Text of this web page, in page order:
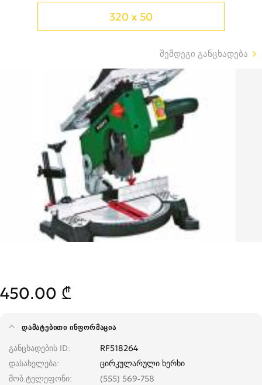
320 x 50
შემდეგი განცხადება
450.00 ₾
ᲓᲐᲛᲐᲢᲔᲑᲘᲗᲘ ᲘᲜᲤᲝᲠᲛᲐᲪᲘᲐ
განცხადების ID
RF518264
დასახელება
ცირკულარული ხერხი
მობ.ტელეფონი
(555) 569-758